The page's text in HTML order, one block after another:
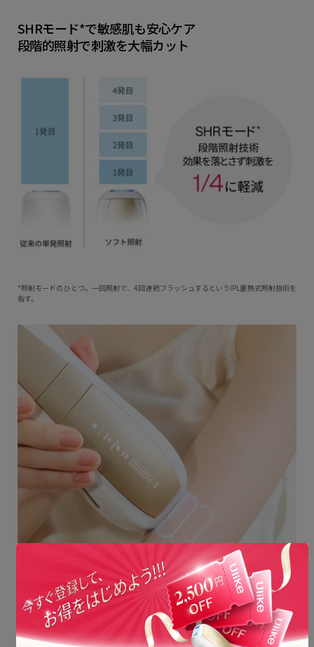
SHRモード*で敏感肌も安心ケア
段階的照射で刺激を大幅カット
*照射モードのひとつ。一回照射で、4回連続フラッシュするというIPL蓄熱式照射技術を
指す。